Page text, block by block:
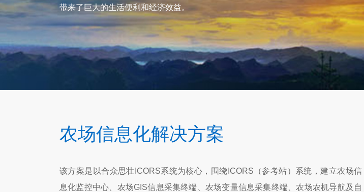
带来了巨大的生活便利和经济效益。
农场信息化解决方案
该方案是以合众思壮ICORS系统为核心，围绕ICORS（参考站）系统，建立农场信
息化监控中心、农场GIS信息采集终端、农场变量信息采集终端、农场农机导航及自